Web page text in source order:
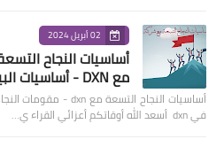
02 أبريل 2024
مع DXN - أساسيات البيع المباشر في dxn
في dxn أسعد الله أوقاتكم أعزائي القراء ي…